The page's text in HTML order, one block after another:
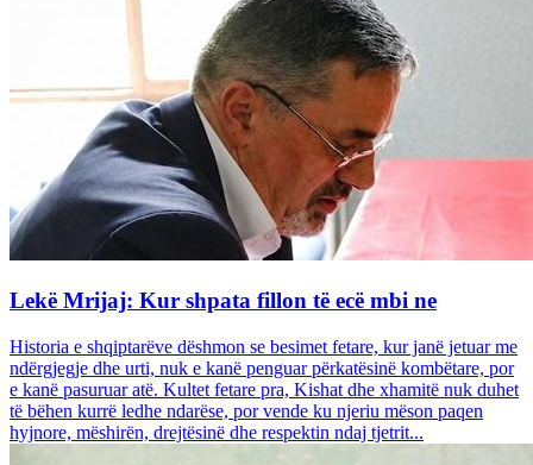
Lekë Mrijaj: Kur shpata fillon të ecë mbi ne
Historia e shqiptarëve dëshmon se besimet fetare, kur janë jetuar me
ndërgjegje dhe urti, nuk e kanë penguar përkatësinë kombëtare, por
e kanë pasuruar atë. Kultet fetare pra, Kishat dhe xhamitë nuk duhet
të bëhen kurrë ledhe ndarëse, por vende ku njeriu mëson paqen
hyjnore, mëshirën, drejtësinë dhe respektin ndaj tjetrit...